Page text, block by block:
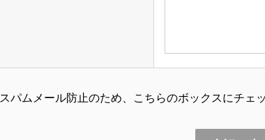
スパムメール防止のため、こちらのボックスにチェ